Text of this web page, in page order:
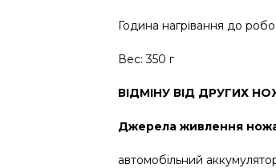
Година нагрівання до
Вес: 350 г
ВІДМІНУ ВІД ДРУГИХ
Джерела живлення
автомобільний